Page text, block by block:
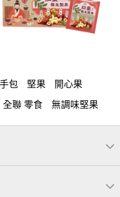
包 堅果 開心果
全聯 零食 無調味堅果
全聯 素食 綜合纖果
薯條
可樂 三角壽司海苔